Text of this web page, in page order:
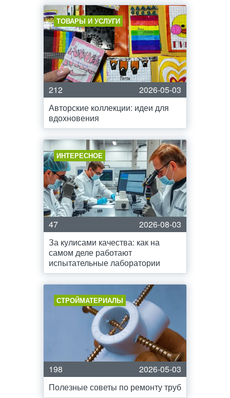
ТОВАРЫ И УСЛУГИ
212
2026-05-03
Авторские коллекции: идеи для
вдохновения
ИНТЕРЕСНОЕ
47
2026-08-03
За кулисами качества: как на
самом деле работают
испытательные лаборатории
СТРОЙМАТЕРИАЛЫ
198
2026-05-03
Полезные советы по ремонту труб